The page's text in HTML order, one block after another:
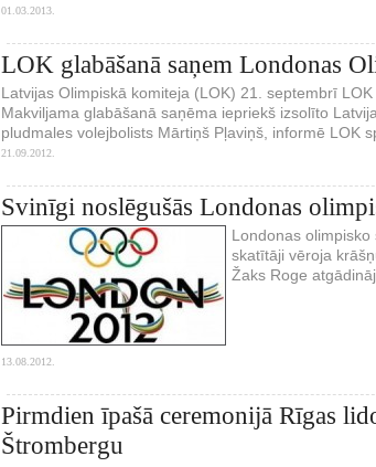
01.03.2013.
LOK glabāšanā saņem Londonas
Latvijas Olimpiskā komiteja (LOK) 21. septembrī
Makviljama glabāšanā saņēma iepriekš izsolīto
pludmales volejbolists Mārtiņš Pļaviņš, informē LOK
21.09.2012.
Svinīgi noslēgušās Londonas
Londonas
skatītāji vēroja
Žaks Roge
13.08.2012.
Pirmdien īpašā ceremonijā Rīgas
Štrombergu